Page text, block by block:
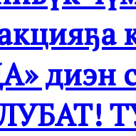
диэн